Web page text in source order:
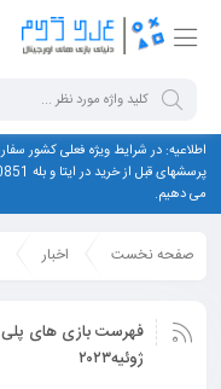
اطلاعیه: در شرایط ویژه فعلی کشور
می دهیم.
صفحه نخست اخبار
فهرست بازی‌ های پلی
ژوئیه۲۰۲۳